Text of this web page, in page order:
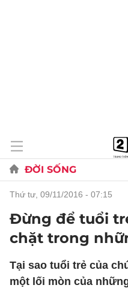
ĐỜI SỐNG
thứ tư, 09/11/2016 - 07:15
Đừng để tuổi
chặt trong
Tại sao tuổi trẻ của
một lối mòn của